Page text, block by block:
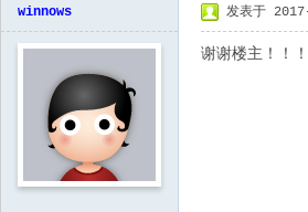
winnows 发表于
谢谢楼主！！